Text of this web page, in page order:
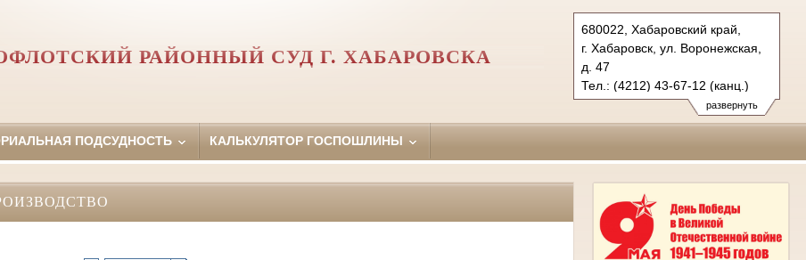
развернуть
680022, Хабаровский край,
г. Хабаровск, ул. Воронежская,
д. 47
Тел.: (4212) 43-67-12 (канц.)
krasnoflotsky.hbr@sudrf.ru
РАЙОННЫЙ СУД Г. ХАБАРОВСКА
ПОДСУДНОСТЬ КАЛЬКУЛЯТОР ГОСПОШЛИНЫ